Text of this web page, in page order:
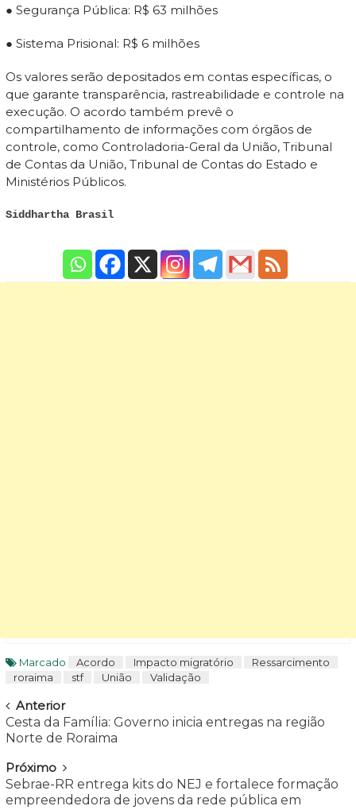
● Segurança Pública: R$ 63 milhões
● Sistema Prisional: R$ 6 milhões
Os valores serão depositados em contas específicas, o
que garante transparência, rastreabilidade e controle na
execução. O acordo também prevê o
compartilhamento de informações com órgãos de
controle, como Controladoria-Geral da União, Tribunal
de Contas da União, Tribunal de Contas do Estado e
Ministérios Públicos.
Siddhartha Brasil
Marcado Acordo Impacto migratório
Ressarcimento
roraima
stf União Validação
Navegar
Anterior
Cesta da Família: Governo inicia entregas na região
Norte de Roraima
Próximo
Sebrae-RR entrega kits do NEJ e fortalece formação
empreendedora de jovens da rede pública em